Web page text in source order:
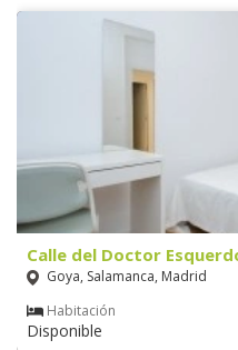
Calle del Doctor
Goya, Salamanca, Madrid
Habitación
Disponible